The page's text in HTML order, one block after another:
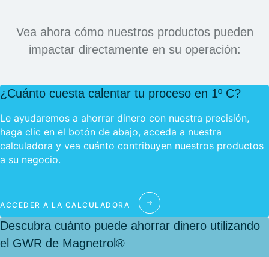
Vea ahora cómo nuestros productos pueden
impactar directamente en su operación:
¿Cuánto cuesta calentar tu proceso en 1º C?
Le ayudaremos a ahorrar dinero con nuestra precisión,
haga clic en el botón de abajo, acceda a nuestra
calculadora y vea cuánto contribuyen nuestros productos
a su negocio.
ACCEDER A LA CALCULADORA
Descubra cuánto puede ahorrar dinero utilizando
el GWR de Magnetrol®